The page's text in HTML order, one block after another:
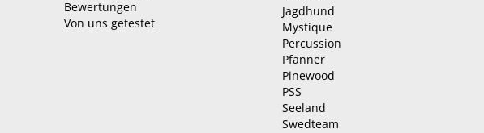
Bewertungen
Von uns getestet
Jagdhund
Mystique
Percussion
Pfanner
Pinewood
PSS
Seeland
Swedteam